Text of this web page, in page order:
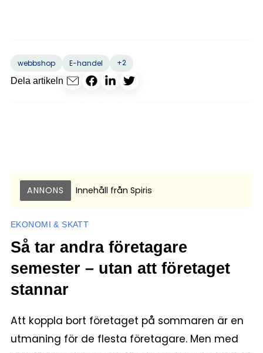
webbshop E-handel
+2
Dela artikeln
ANNONS Innehåll från Spiris
EKONOMI & SKATT
Så tar andra företagare
semester – utan att företaget
stannar
Att koppla bort företaget på sommaren är en
utmaning för de flesta företagare. Men med